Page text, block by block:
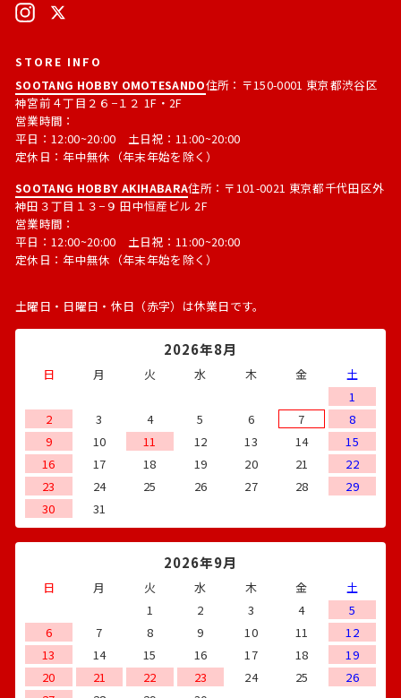
レ
ス
Instagram
STORE INFO
SOOTANG HOBBY OMOTESANDO住所：〒150-0001 東京都渋谷区
神宮前４丁目２６−１２ 1F・2F
営業時間：
平日：12:00~20:00 土日祝：11:00~20:00
定休日：年中無休（年末年始を除く）
SOOTANG HOBBY AKIHABARA住所：〒101-0021 東京都千代田区外
神田３丁目１３−９ 田中恒産ビル 2F
営業時間：
平日：12:00~20:00 土日祝：11:00~20:00
定休日：年中無休（年末年始を除く）
土曜日・日曜日・休日（赤字）は休業日です。
2026年8月
日 月 火 水 木 金
土
1
2
3 4 5 6 7
8
9
10 11 12 13 14
15
16
17 18 19 20 21
22
23
24 25 26 27 28
29
30
31
2026年9月
日 月 火 水 木 金
土
1
2 3 4
5
6
7 8 9 10 11
12
13
14 15 16 17 18
19
20
21 22 23 24 25
26